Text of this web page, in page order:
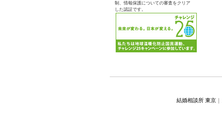
制、情報保護についての審査をクリア
した認証です。
結婚相談所 東京 ｜